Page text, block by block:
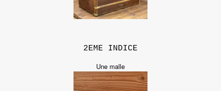
2EME INDICE
Une malle